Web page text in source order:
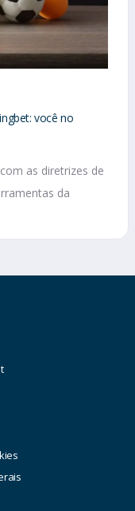
você no
as diretrizes de
da